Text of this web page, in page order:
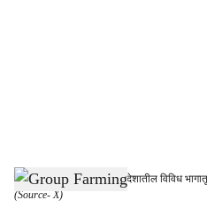
h
पंतप्रधान मोदी यांनी, नुकताच देशातील विविध
(Source- X)